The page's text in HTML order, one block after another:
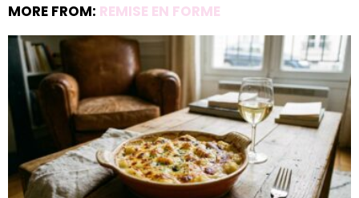
MORE FROM: REMISE EN FORME